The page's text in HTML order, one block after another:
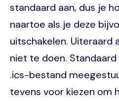
standaard aan, dus je
naartoe als je deze
uitschakelen. Uiteraard
niet te doen.
.ics-bestand
tevens voor kiezen om